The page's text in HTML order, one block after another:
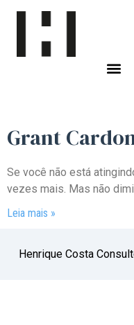
Grant
Se você não está
vezes mais. Mas não
Leia mais »
Henrique Costa